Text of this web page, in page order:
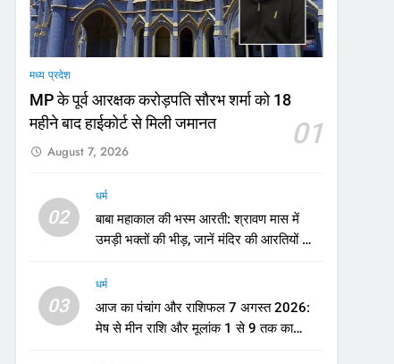
मध्य प्रदेश
MP के पूर्व आरक्षक करोड़पति सौरभ शर्मा को 18
महीने बाद हाईकोर्ट से मिली जमानत
01
August 7, 2026
02
धर्म
बाबा महाकाल की भस्म आरती: श्रावण मास में
उमड़ी भक्तों की भीड़, जानें मंदिर की आरतियों का
03
धर्म
आज का पंचांग और राशिफल 7 अगस्त 2026:
मेष से मीन राशि और मूलांक 1 से 9 तक का